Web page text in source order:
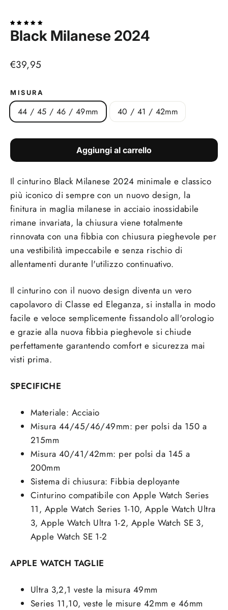
Black Milanese 2024
Prezzo
listino
€39,95
MISURA
44 / 45 / 46 / 49mm 40 / 41 / 42mm
Aggiungi al carrello
Il cinturino BlackMilanese 2024 minimale e classico
più iconico di semprecon un nuovo design, la
finitura in maglia milanese in acciaio inossidabile
rimane invariata, la chiusura viene totalmente
rinnovata con una fibbia con chiusura pieghevole per
una vestibilità impeccabile e senza rischio di
allentamenti durante l'utilizzo continuativo.
Il cinturino con il nuovo design diventa un vero
capolavoro di Classe ed Eleganza, si installa in modo
facile e veloce semplicemente fissandolo all'orologio
e grazie alla nuova fibbia pieghevole si chiude
perfettamente garantendo comfort e sicurezza mai
visti prima.
SPECIFICHE
Materiale: Acciaio
Misura 44/45/46/49mm: per polsi da 150 a
215mm
Misura 40/41/42mm: per polsi da 145 a
200mm
Sistema di chiusura: Fibbia deployante
Cinturino compatibile con Apple Watch Series
11, Apple Watch Series 1-10, Apple Watch Ultra
3, Apple Watch Ultra 1-2, Apple Watch SE 3,
Apple Watch SE 1-2
APPLE WATCH TAGLIE
Ultra 3,2,1 veste la misura 49mm
Series 11,10, veste le misure 42mm e 46mm